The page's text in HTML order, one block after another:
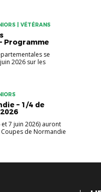
| VÉTÉRANS
Programme
se
2026 sur les
– 1/4 de
7 juin 2026) auront
de Normandie